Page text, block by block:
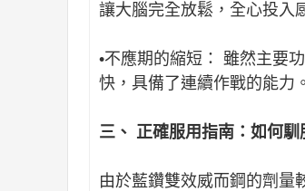
讓大腦完全放鬆，全心投入
•不應期的縮短： 雖然主要
快，具備了連續作戰的能力。
三、 正確服用指南：如何馴
由於藍鑽雙效威而鋼的劑量